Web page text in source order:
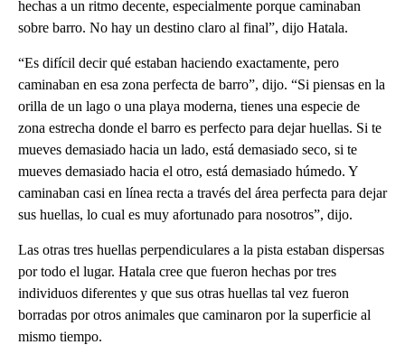
hechas a un ritmo decente, especialmente porque caminaban
sobre barro. No hay un destino claro al final”, dijo Hatala.
“Es difícil decir qué estaban haciendo exactamente, pero
caminaban en esa zona perfecta de barro”, dijo. “Si piensas en la
orilla de un lago o una playa moderna, tienes una especie de
zona estrecha donde el barro es perfecto para dejar huellas. Si te
mueves demasiado hacia un lado, está demasiado seco, si te
mueves demasiado hacia el otro, está demasiado húmedo. Y
caminaban casi en línea recta a través del área perfecta para dejar
sus huellas, lo cual es muy afortunado para nosotros”, dijo.
Las otras tres huellas perpendiculares a la pista estaban dispersas
por todo el lugar. Hatala cree que fueron hechas por tres
individuos diferentes y que sus otras huellas tal vez fueron
borradas por otros animales que caminaron por la superficie al
mismo tiempo.